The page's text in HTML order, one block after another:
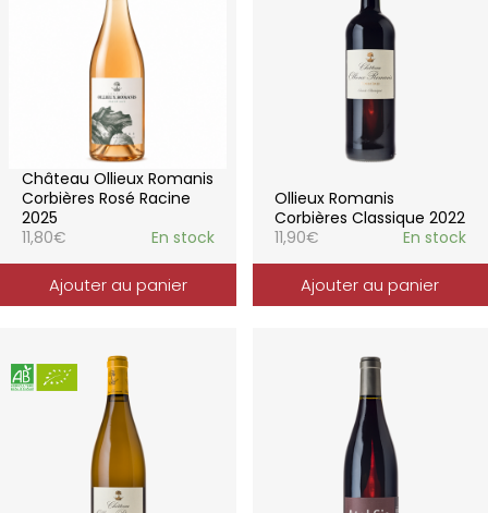
Château Ollieux Romanis
Corbières Rosé Racine
2025
11,80€ En stock
Ajouter au panier
Ollieux Romanis
Corbières Classique 2022
11,90€ En stock
Ajouter au panier